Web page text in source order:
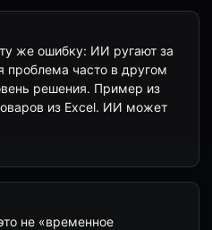
же ошибку: ИИ ругают за
проблема часто в другом
решения. Пример из
из Excel. ИИ может
не «временное